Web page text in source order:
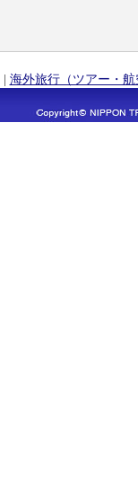
| 海外旅行（ツアー・航